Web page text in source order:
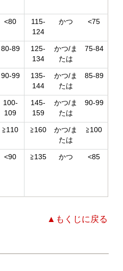
<80
115-
124
かつ <75
80-89
125-
134
かつ/ま
たは
75-84
90-99
135-
144
かつ/ま
たは
85-89
100-
109
145-
159
かつ/ま
たは
90-99
≧110 ≧160
かつ/ま
たは
≧100
<90 ≧135 かつ <85
▲もくじに戻る